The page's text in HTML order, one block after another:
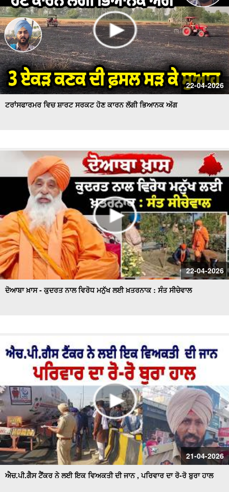
22-04-2026
ਟਰਾਂਸਫਾਰਮਰ ਵਿਚ ਸ਼ਾਰਟ ਸਰਕਟ ਹੋਣ ਕਾਰਨ ਲੱਗੀ ਭਿਆਨਕ ਅੱਗ
22-04-2026
ਦੋਆਬਾ ਖ਼ਾਸ - ਕੁਦਰਤ ਨਾਲ ਵਿਰੋਧ ਮਨੁੱਖ ਲਈ ਖ਼ਤਰਨਾਕ : ਸੰਤ ਸੀਚੇਵਾਲ
21-04-2026
ਐਚ.ਪੀ.ਗੈਸ ਟੈਂਕਰ ਨੇ ਲਈ ਇਕ ਵਿਅਕਤੀ ਦੀ ਜਾਨ , ਪਰਿਵਾਰ ਦਾ ਰੋ-ਰੋ ਬੁਰਾ ਹਾਲ